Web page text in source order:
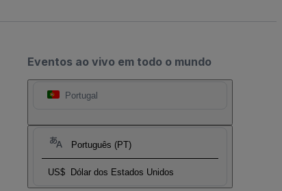
Eventos ao vivo em todo o mundo
Portugal
Português (PT)
US$ Dólar dos Estados Unidos